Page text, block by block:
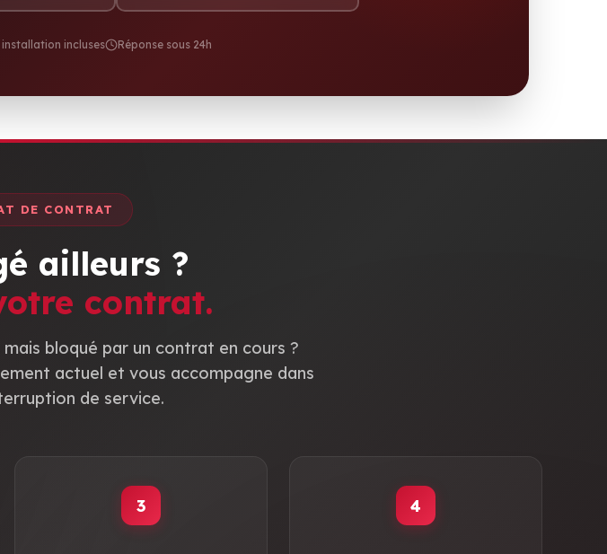
incluses Réponse sous 24h
DE CONTRAT
ailleurs ?
contrat.
bloqué par un contrat en cours ?
actuel et vous accompagne dans
de service.
3 4